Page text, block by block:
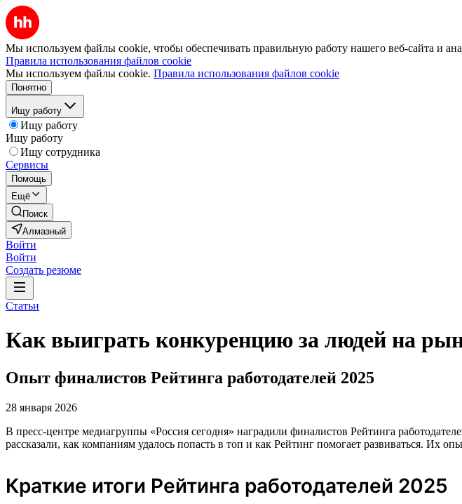
Мы используем файлы cookie, чтобы обеспечивать правильную работу нашего веб-сайта и
Правила использования файлов cookie
Мы используем файлы cookie. Правила использования файлов cookie
Понятно
Ищу работу
Ищу работу
Ищу работу
Ищу сотрудника
Сервисы
Помощь
Ещё
Поиск
Алмазный
Войти
Войти
Создать резюме
Статьи
Как выиграть конкуренцию за людей на
Опыт финалистов Рейтинга работодателей 2025
28 января 2026
В пресс-центре медиагруппы «Россия сегодня» наградили финалистов Рейтинга
рассказали, как компаниям удалось попасть в топ и как Рейтинг помогает развиваться. Их
Краткие итоги Рейтинга работодателей 2025